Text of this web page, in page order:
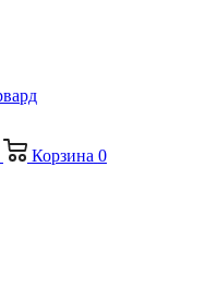
Корзина 0